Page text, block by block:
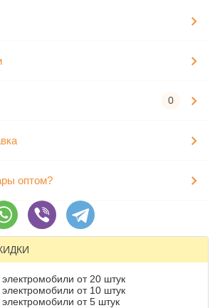
0
оптом?
от 20 штук
от 10 штук
от 5 штук